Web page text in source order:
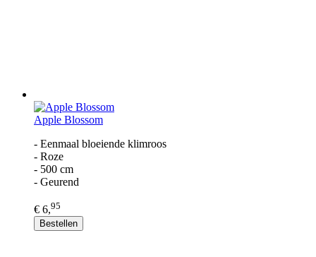
Apple Blossom
- Eenmaal bloeiende klimroos
- Roze
- 500 cm
- Geurend
€ 6,95
Bestellen